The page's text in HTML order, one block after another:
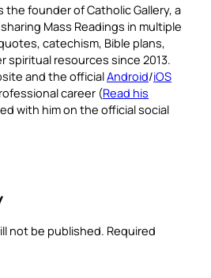
the founder of Catholic Gallery, a
Mass Readings in multiple
catechism, Bible plans,
spiritual resources since 2013.
and the officialAndroid/iOS
career (Read his
with him on the official social
not be published. Required